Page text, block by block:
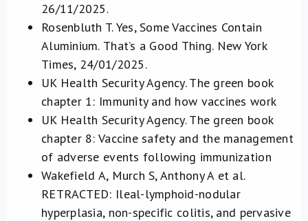
26/11/2025.
Rosenbluth T. Yes, Some Vaccines Contain
Aluminium. That’s a Good Thing. New York
Times, 24/01/2025.
UK Health Security Agency. The green book
chapter 1: Immunity and how vaccines work
UK Health Security Agency. The green book
chapter 8: Vaccine safety and the management
of adverse events following immunization
Wakefield A, Murch S, Anthony A et al.
RETRACTED: Ileal-lymphoid-nodular
hyperplasia, non-specific colitis, and pervasive